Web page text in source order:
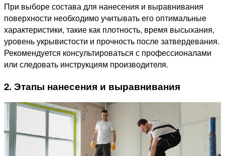
При выборе состава для нанесения и выравнивания
поверхности необходимо учитывать его оптимальные
характеристики, такие как плотность, время высыхания,
уровень укрывистости и прочность после затвердевания.
Рекомендуется консультироваться с профессионалами
или следовать инструкциям производителя.
2. Этапы нанесения и выравнивания